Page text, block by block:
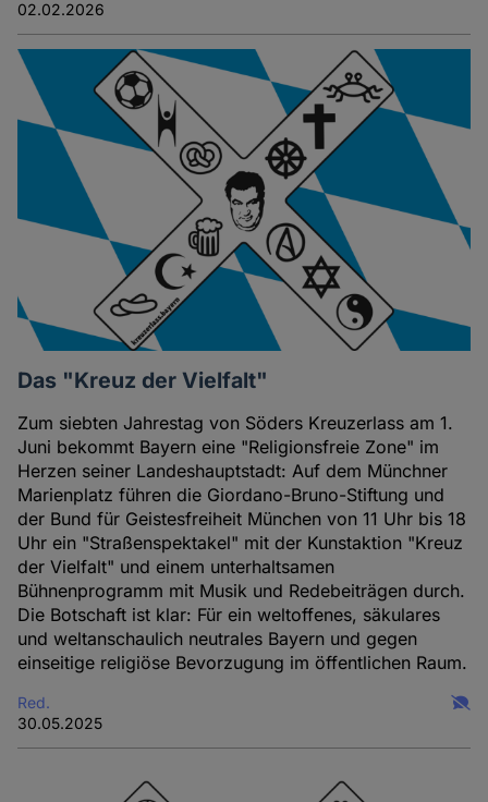
02.02.2026
Das "Kreuz der Vielfalt"
Zum siebten Jahrestag von Söders Kreuzerlass am 1.
Juni bekommt Bayern eine "Religionsfreie Zone" im
Herzen seiner Landeshauptstadt: Auf dem Münchner
Marienplatz führen die Giordano-Bruno-Stiftung und
der Bund für Geistesfreiheit München von 11 Uhr bis 18
Uhr ein "Straßenspektakel" mit der Kunstaktion "Kreuz
der Vielfalt" und einem unterhaltsamen
Bühnenprogramm mit Musik und Redebeiträgen durch.
Die Botschaft ist klar: Für ein weltoffenes, säkulares
und weltanschaulich neutrales Bayern und gegen
einseitige religiöse Bevorzugung im öffentlichen Raum.
Red.
30.05.2025